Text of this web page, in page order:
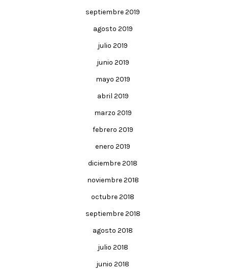
septiembre 2019
agosto 2019
julio 2019
junio 2019
mayo 2019
abril 2019
marzo 2019
febrero 2019
enero 2019
diciembre 2018
noviembre 2018
octubre 2018
septiembre 2018
agosto 2018
julio 2018
junio 2018